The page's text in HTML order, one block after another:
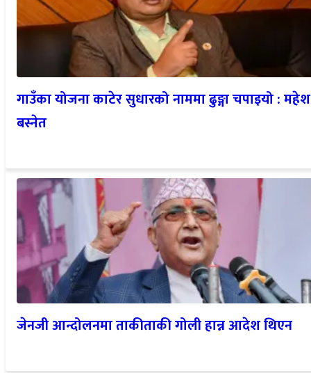
गाउँका योजना काटेर सुधारको नाममा ढुङ्गा चपाइयो : महेश
बस्नेत
जेनजी आन्दोलनमा ताकीताकी गोली हान्न आदेश थिएन